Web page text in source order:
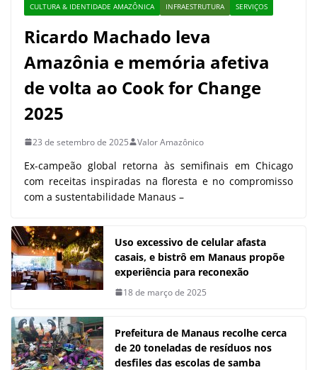
CULTURA & IDENTIDADE AMAZÔNICA INFRAESTRUTURA SERVIÇOS
Ricardo Machado leva
Amazônia e memória afetiva
de volta ao Cook for Change
2025
23 de setembro de 2025 Valor Amazônico
Ex-campeão global retorna às semifinais em Chicago
com receitas inspiradas na floresta e no compromisso
com a sustentabilidade Manaus –
Uso excessivo de celular afasta
casais, e bistrô em Manaus propõe
experiência para reconexão
18 de março de 2025
Prefeitura de Manaus recolhe cerca
de 20 toneladas de resíduos nos
desfiles das escolas de samba